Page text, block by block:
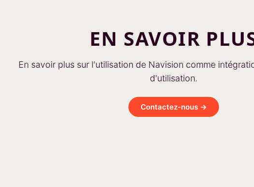
EN SAVOIR
En savoir plus sur l'utilisation de Navision comme
d'utilisation.
Contactez-nous →